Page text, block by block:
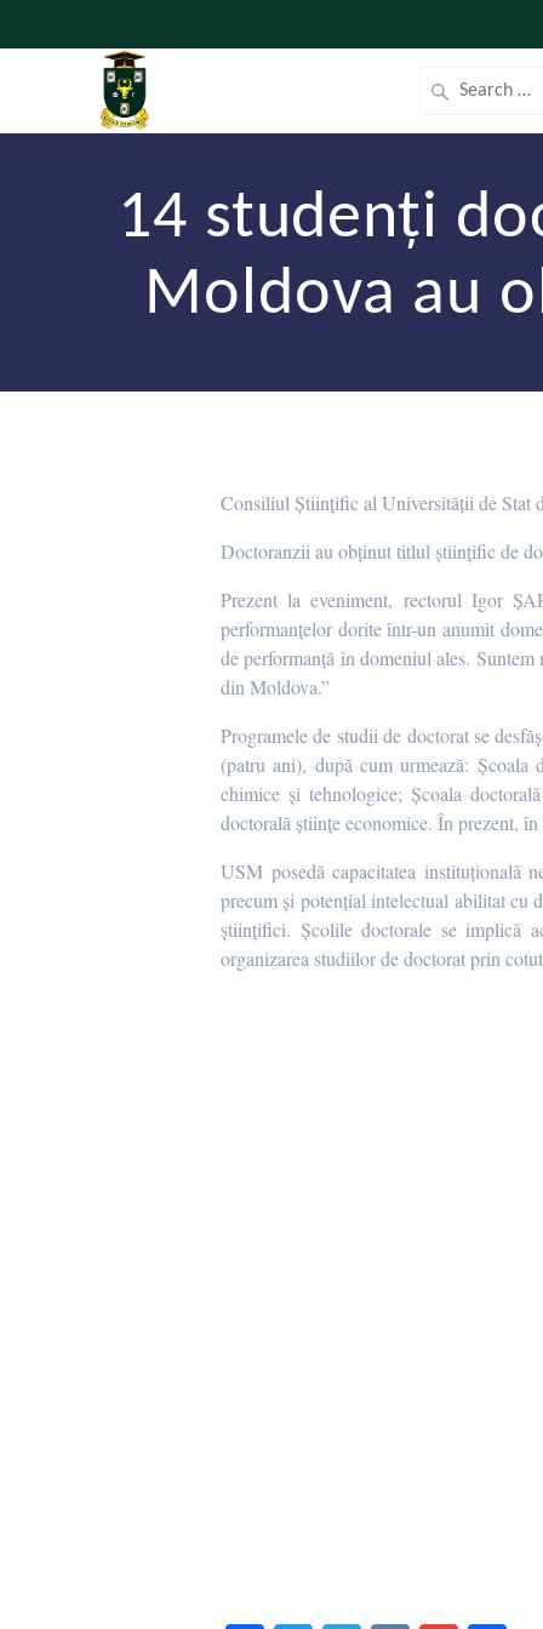
14 studenți
Moldova au
Consiliul Științific al Universității de Stat
Doctoranzii au obținut titlul științific de
Prezent la eveniment, rectorul Igor
performanțelor dorite într-un anumit
de performanță în domeniul ales.
din Moldova.”
Programele de studii de doctorat se
(patru ani), după cum urmează: Școala
chimice și tehnologice; Școala
doctorală științe economice. În prezent,
USM posedă capacitatea instituțională
precum și potențial intelectual abilitat cu
științifici. Școlile doctorale se implică
organizarea studiilor de doctorat prin